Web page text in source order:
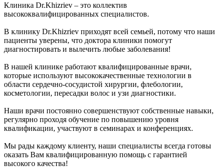
Клиника Dr.Khizriev – это коллектив
высококвалифицированных специалистов.
В клинику Dr.Khizriev приходят всей семьей, потому что наши
пациенты уверены, что доктора клиники помогут
диагностировать и вылечить любые заболевания!
В нашей клинике работают квалифицированные врачи,
которые используют высококачественные технологии в
области сердечно-сосудистой хирургии, флебологии,
косметологии, пересадки волос и узи диагностики.
Наши врачи постоянно совершенствуют собственные навыки,
регулярно проходя обучение по повышению уровня
квалификации, участвуют в семинарах и конференциях.
Мы рады каждому клиенту, наши специалисты всегда готовы
оказать Вам квалифицированную помощь с гарантией
высокого качества!